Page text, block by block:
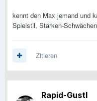
kennt den Max jemand und
Spielstil, Stärken-
Zitieren
Rapid-Gustl